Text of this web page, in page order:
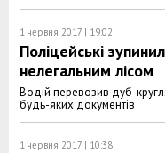
1 червня 2017 | 19:02
Поліцейські
нелегальним лісом
Водій перевозив дуб-
будь-яких документів
1 червня 2017 | 10:38